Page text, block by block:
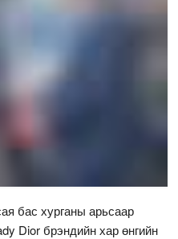
бас хурганы арьсаар
Dior брэндийн хар өнгийн